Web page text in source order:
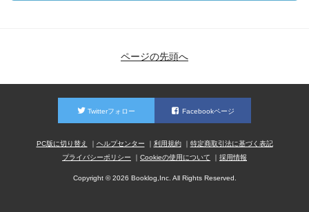
ページの先頭へ
Twitterフォロー Facebookページ
PC版に切り替え ヘルプセンター 利用規約
特定商取引法に基づく表記
プライバシーポリシー
Cookieの使用について 採用情報
Copyright © 2026 Booklog,Inc. All Rights Reserved.